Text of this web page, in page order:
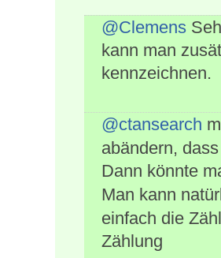
@Clemens
kann man
kennzeichnen.
@ctansearch
abändern,
Dann könnte
Man kann
einfach die
Zählung